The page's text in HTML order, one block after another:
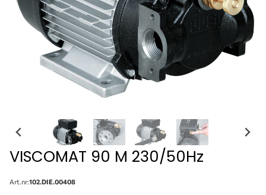
VISCOMAT 90 M 230/50Hz
Art.nr:102.DIE.00408